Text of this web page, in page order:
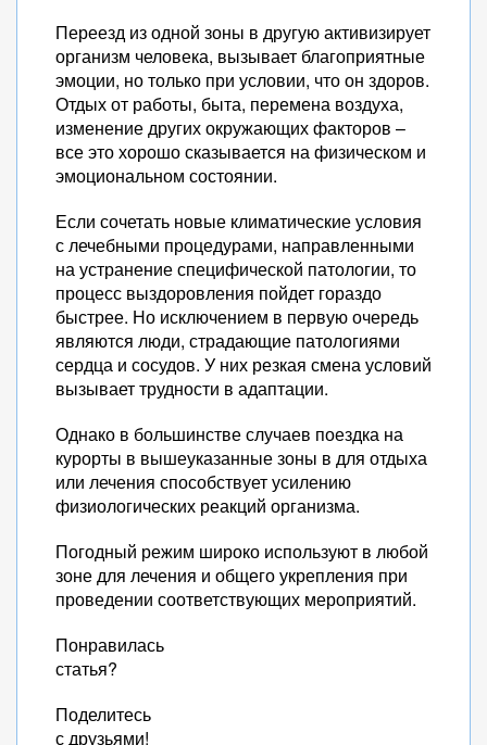
Переезд из одной зоны в другую активизирует
организм человека, вызывает благоприятные
эмоции, но только при условии, что он здоров.
Отдых от работы, быта, перемена воздуха,
изменение других окружающих факторов –
все это хорошо сказывается на физическом и
эмоциональном состоянии.
Если сочетать новые климатические условия
с лечебными процедурами, направленными
на устранение специфической патологии, то
процесс выздоровления пойдет гораздо
быстрее. Но исключением в первую очередь
являются люди, страдающие патологиями
сердца и сосудов. У них резкая смена условий
вызывает трудности в адаптации.
Однако в большинстве случаев поездка на
курорты в вышеуказанные зоны в для отдыха
или лечения способствует усилению
физиологических реакций организма.
Погодный режим широко используют в любой
зоне для лечения и общего укрепления при
проведении соответствующих мероприятий.
Понравилась
статья?
Поделитесь
с друзьями!